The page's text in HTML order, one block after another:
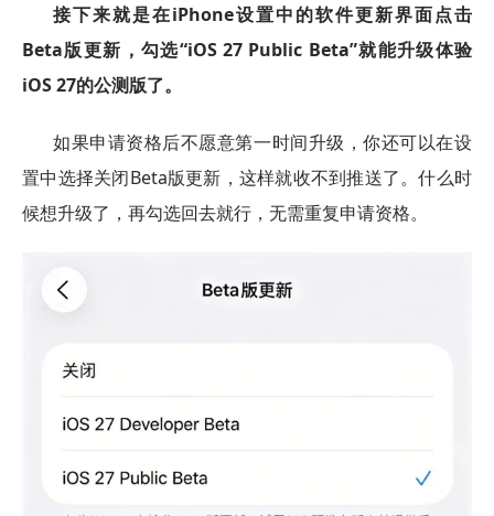
接下来就是在iPhone设置中的软件更新界面点击
Beta版更新，勾选“iOS 27 Public Beta”就能升级体验
iOS 27的公测版了。
如果申请资格后不愿意第一时间升级，你还可以在设
置中选择关闭Beta版更新，这样就收不到推送了。什么时
候想升级了，再勾选回去就行，无需重复申请资格。